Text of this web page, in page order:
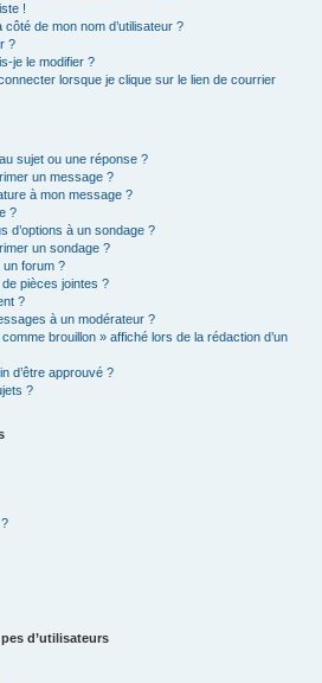
!
de mon nom d’utilisateur ?
?
je le modifier ?
lorsque je clique sur le lien de courrier
sujet ou une réponse ?
un message ?
à mon message ?
?
d’options à un sondage ?
un sondage ?
un forum ?
pièces jointes ?
?
à un modérateur ?
brouillon » affiché lors de la rédaction d’un
d’être approuvé ?
?
d’utilisateurs